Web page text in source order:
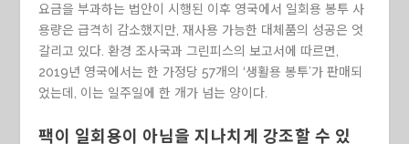
요금을 부과하는 법안이 시행된 이후 영국에서 일회용 봉투 사
용량은 급격히 감소했지만, 재사용 가능한 대체품의 성공은 엇
갈리고 있다. 환경 조사국과 그린피스의 보고서에 따르면,
2019년 영국에서는 한 가정당 57개의 ‘생활용 봉투’가 판매되
었는데, 이는 일주일에 한 개가 넘는 양이다.
팩이 일회용이 아님을 지나치게 강조할 수 있